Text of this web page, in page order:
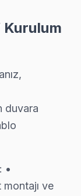
Servisi
Kurulum
duvara
•
ve